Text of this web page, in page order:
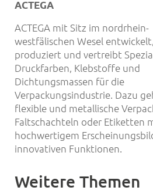
ACTEGA
ACTEGA mit Sitz im nordrhein-
westfälischen Wesel entwickelt,
produziert und vertreibt
Druckfarben, Klebstoffe und
Dichtungsmassen für die
Verpackungsindustrie. Dazu
flexible und metallische
Faltschachteln oder Etiketten
hochwertigem
innovativen Funktionen.
Weitere Themen